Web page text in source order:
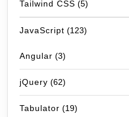
Tailwind CSS (5)
JavaScript (123)
Angular (3)
jQuery (62)
Tabulator (19)